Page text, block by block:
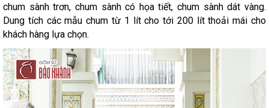
chum sành trơn, chum sành có họa tiết, chum sành dát vàng.
Dung tích các mẫu chum từ 1 lít cho tới 200 lít thoải mái cho
khách hàng lựa chọn.